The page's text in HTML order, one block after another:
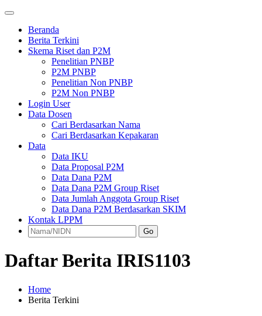
Beranda
Berita Terkini
Skema Riset dan P2M
Penelitian PNBP
P2M PNBP
Penelitian Non PNBP
P2M Non PNBP
Login User
Data Dosen
Cari Berdasarkan Nama
Cari Berdasarkan Kepakaran
Data
Data IKU
Data Proposal P2M
Data Dana P2M
Data Dana P2M Group Riset
Data Jumlah Anggota Group Riset
Data Dana P2M Berdasarkan SKIM
Kontak LPPM
Go
Daftar Berita IRIS1103
Home
Berita Terkini